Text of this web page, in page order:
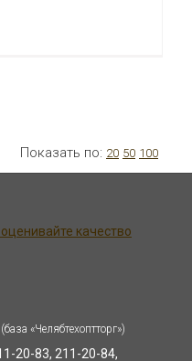
Показать по: 20 50 100
«Челябтехоптторг»)
20-83, 211-20-84,